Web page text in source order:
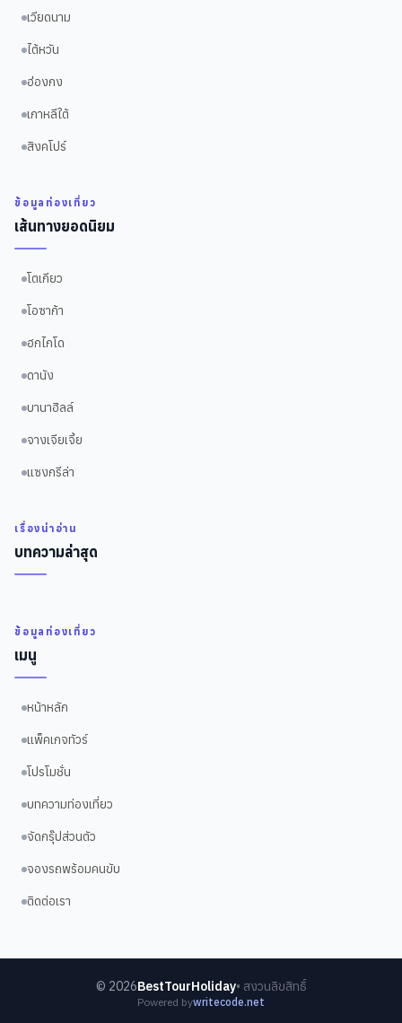
เวียดนาม
ไต้หวัน
ฮ่องกง
เกาหลีใต้
สิงคโปร์
ข้อมูลท่องเที่ยว
เส้นทางยอดนิยม
โตเกียว
โอซาก้า
ฮกไกโด
ดานัง
บานาฮิลล์
จางเจียเจี้ย
แซงกรีล่า
เรื่องน่าอ่าน
บทความล่าสุด
ข้อมูลท่องเที่ยว
เมนู
หน้าหลัก
แพ็คเกจทัวร์
โปรโมชั่น
บทความท่องเที่ยว
จัดกรุ๊ปส่วนตัว
จองรถพร้อมคนขับ
ติดต่อเรา
© 2026BestTourHoliday• สงวนลิขสิทธิ์
Powered bywritecode.net